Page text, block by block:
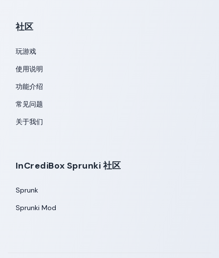
社区
玩游戏
使用说明
功能介绍
常见问题
关于我们
InCrediBox Sprunki 社区
Sprunk
Sprunki Mod